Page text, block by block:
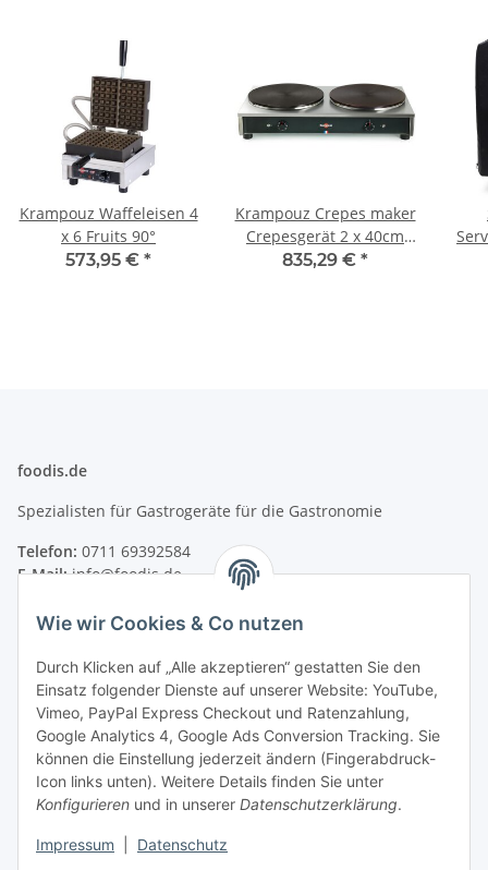
Wie wir Cookies & Co nutzen
Durch Klicken auf „Alle akzeptieren“ gestatten Sie den
Einsatz folgender Dienste auf unserer Website: YouTube,
Vimeo, PayPal Express Checkout und Ratenzahlung,
Google Analytics 4, Google Ads Conversion Tracking. Sie
können die Einstellung jederzeit ändern (Fingerabdruck-
Icon links unten). Weitere Details finden Sie unter
Konfigurieren und in unserer Datenschutzerklärung.
Impressum Datenschutz
Krampouz Waffeleisen 4
x 6 Fruits 90°
573,95 € *
Krampouz Crepes maker
Crepesgerät 2 x 40cm
Standard Eckig 230V
835,29 € *
foodis.de
Spezialisten für Gastrogeräte für die Gastronomie
Telefon: 0711 69392584
E-Mail:info@foodis.de
Adresse:
Adolf-Murthum-Straße 23
70771 Leinfelden-Echterdingen
Deutschland
Supportzeiten:
Montag–Freitag, 08:00–17:00 Uhr
Informationen
Rechtliches